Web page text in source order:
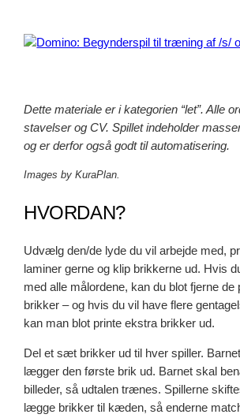
Dette materiale er i kategorien “let”. Alle
stavelser og CV. Spillet indeholder
og er derfor også godt til automatisering.
Images by KuraPlan.
HVORDAN?
Udvælg den/de lyde du vil arbejde med,
laminer gerne og klip brikkerne ud. Hvis
med alle målordene, kan du blot fjerne
brikker – og hvis du vil have flere
kan man blot printe ekstra brikker ud.
Del et sæt brikker ud til hver spiller.
lægger den første brik ud. Barnet skal
billeder, så udtalen trænes. Spillerne
lægge brikker til kæden, så enderne